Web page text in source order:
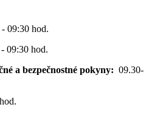
hod.
hod.
a bezpečnostné pokyny: 09.30-